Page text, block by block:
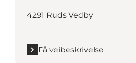
4291 Ruds Vedby
Få veibeskrivelse